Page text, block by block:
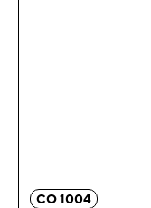
CO 1004